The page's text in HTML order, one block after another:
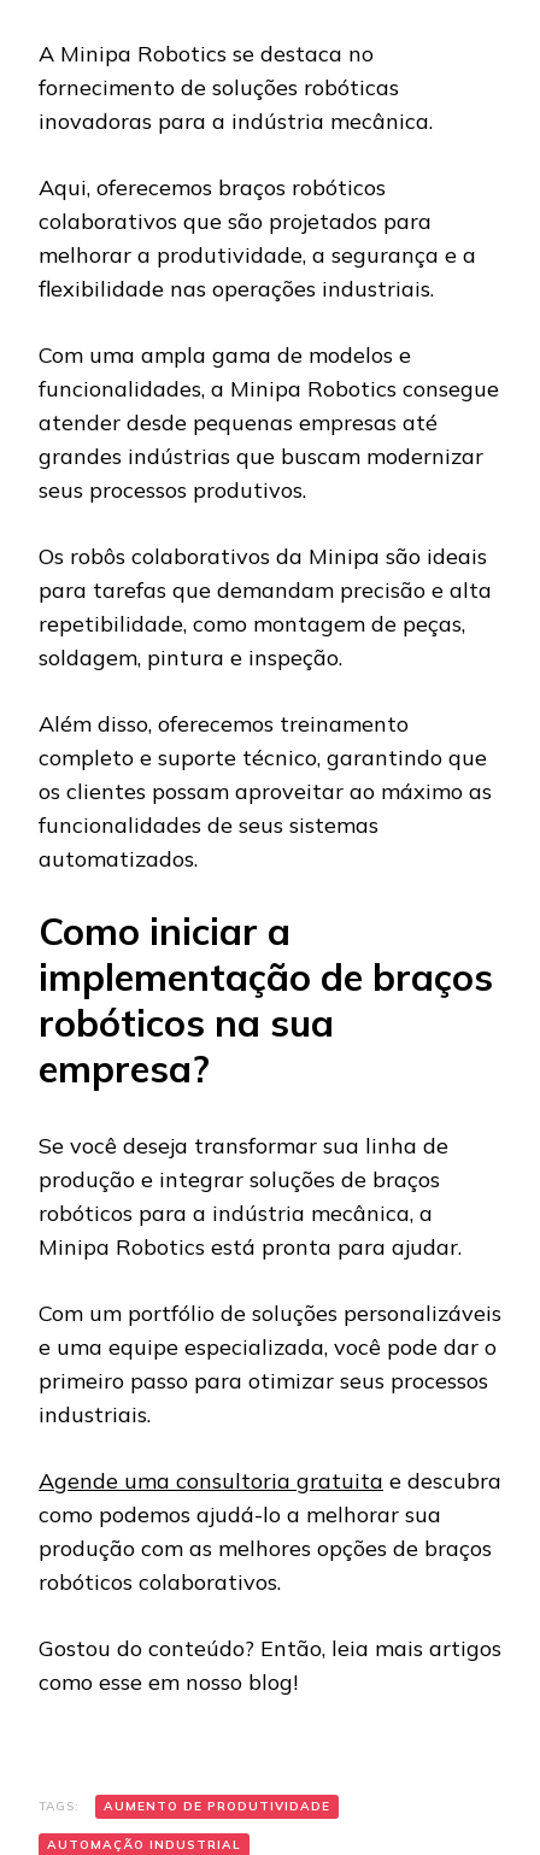
A Minipa Robotics se destaca no
fornecimento de soluções robóticas
inovadoras para a indústria mecânica.
Aqui, oferecemos braços robóticos
colaborativos que são projetados para
melhorar a produtividade, a segurança e a
flexibilidade nas operações industriais.
Com uma ampla gama de modelos e
funcionalidades, a Minipa Robotics consegue
atender desde pequenas empresas até
grandes indústrias que buscam modernizar
seus processos produtivos.
Os robôs colaborativos da Minipa são ideais
para tarefas que demandam precisão e alta
repetibilidade, como montagem de peças,
soldagem, pintura e inspeção.
Além disso, oferecemos treinamento
completo e suporte técnico, garantindo que
os clientes possam aproveitar ao máximo as
funcionalidades de seus sistemas
automatizados.
Como iniciar a
implementação de braços
robóticos na sua
empresa?
Se você deseja transformar sua linha de
produção e integrar soluções de braços
robóticos para a indústria mecânica, a
Minipa Robotics está pronta para ajudar.
Com um portfólio de soluções personalizáveis
e uma equipe especializada, você pode dar o
primeiro passo para otimizar seus processos
industriais.
Agende uma consultoria gratuita e descubra
como podemos ajudá-lo a melhorar sua
produção com as melhores opções de braços
robóticos colaborativos.
Gostou do conteúdo? Então, leia mais artigos
como esse em nosso blog!
TAGS: AUMENTO DE PRODUTIVIDADE
AUTOMAÇÃO INDUSTRIAL